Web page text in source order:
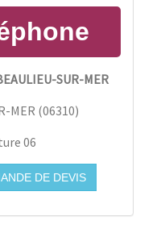
SUR-MER
MER (06310)
06
DE DEVIS